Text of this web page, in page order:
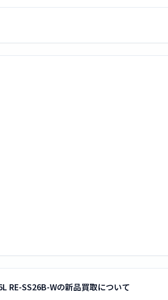
RE-SS26B-Wの新品買取について